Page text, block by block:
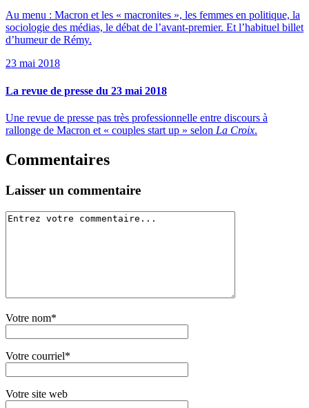
Au menu : Macron et les « macronites », les femmes en politique, la
sociologie des médias, le débat de l’avant-premier. Et l’habituel billet
d’humeur de Rémy.
23 mai 2018
La revue de presse du 23 mai 2018
Une revue de presse pas très professionnelle entre discours à
rallonge de Macron et « couples start up » selon La Croix.
Commentaires
Laisser un commentaire
Votre nom*
Votre courriel*
Votre site web